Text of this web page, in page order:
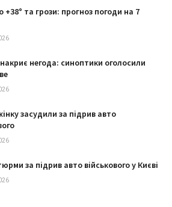
+38° та грози: прогноз погоди на 7
негода: синоптики оголосили
засудили за підрив авто
за підрив авто військового у Києві